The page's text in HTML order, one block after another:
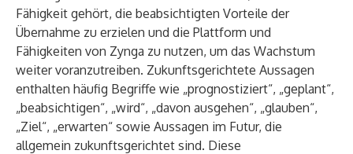
Fähigkeit gehört, die beabsichtigten Vorteile der
Übernahme zu erzielen und die Plattform und
Fähigkeiten von Zynga zu nutzen, um das Wachstum
weiter voranzutreiben. Zukunftsgerichtete Aussagen
enthalten häufig Begriffe wie „prognostiziert“, „geplant“,
„beabsichtigen“, „wird“, „davon ausgehen“, „glauben“,
„Ziel“, „erwarten“ sowie Aussagen im Futur, die
allgemein zukunftsgerichtet sind. Diese